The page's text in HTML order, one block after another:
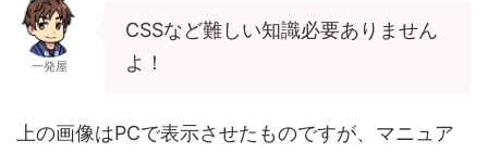
一発屋
CSSなど難しい知識必要ありません
よ！
上の画像はPCで表示させたものですが、マニュア